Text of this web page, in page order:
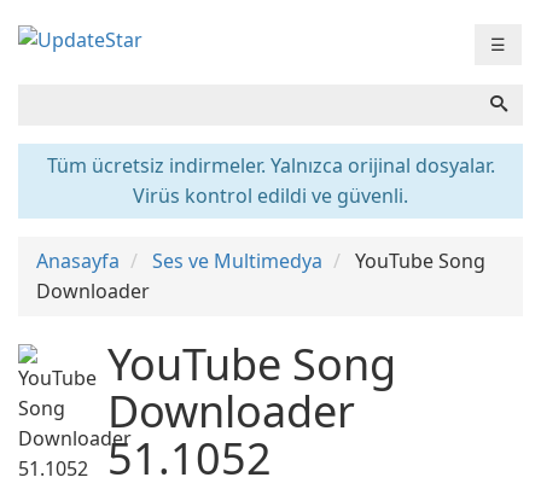
☰
Tüm ücretsiz indirmeler. Yalnızca orijinal dosyalar.
Virüs kontrol edildi ve güvenli.
Anasayfa Ses ve Multimedya
YouTube Song
Downloader
YouTube Song
Downloader
51.1052